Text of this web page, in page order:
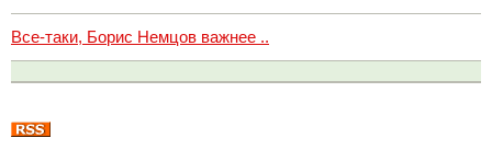
Все-таки, Борис Немцов важнее ..